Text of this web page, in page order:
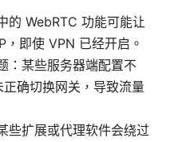
的 WebRTC 功能可能让
即使 VPN 已经开启。
：某些服务器端配置不
确切换网关，导致流量
些扩展或代理软件会绕过